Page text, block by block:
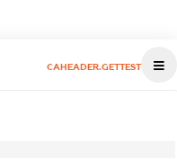
CAHEADER.GETTEST